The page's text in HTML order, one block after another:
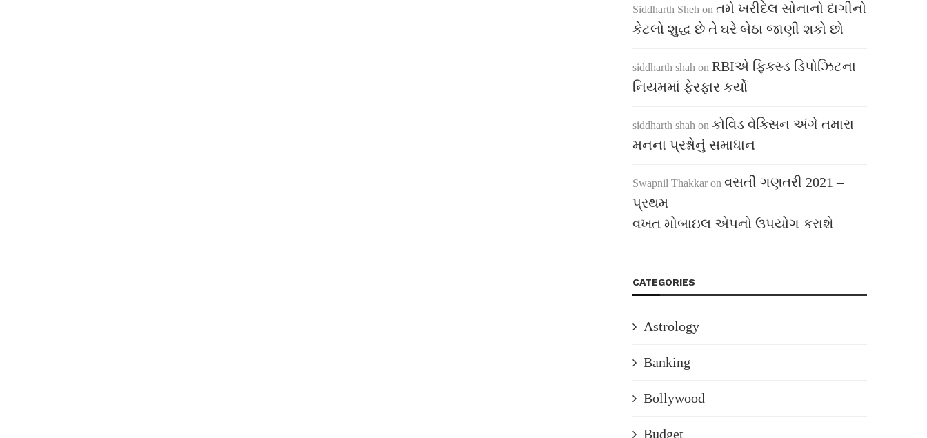
Siddharth Sheh on તમે ખરીદેલ સોનાનો દાગીનો
કેટલો શુદ્ધ છે તે ઘરે બેઠા જાણી શકો છો
siddharth shah on RBIએ ફિક્સ્ડ ડિપોઝિટના
નિયમમાં ફેરફાર કર્યો
siddharth shah on કોવિડ વેક્સિન અંગે તમારા
મનના પ્રશ્નોનું સમાધાન
Swapnil Thakkar on વસતી ગણતરી 2021 –
પ્રથમ
વખત મોબાઇલ એપનો ઉપયોગ કરાશે
CATEGORIES
Astrology
Banking
Bollywood
Budget